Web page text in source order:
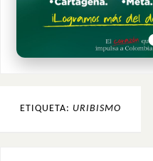
ETIQUETA: URIBISMO